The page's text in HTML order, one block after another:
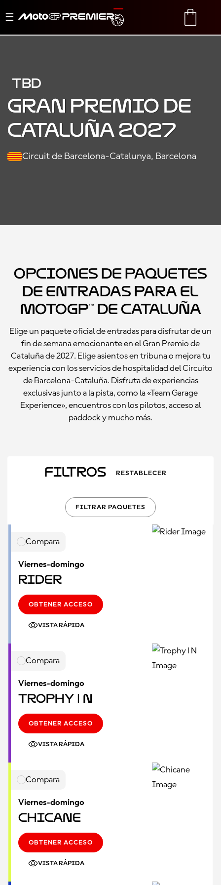
Alternar
TRANSLATE
TBD
Gran Premio de
Cataluña 2027
Circuit de Barcelona-Catalunya, Barcelona
Opciones de paquetes
de entradas para el
MotoGP™ de Cataluña
Elige un paquete oficial de entradas para disfrutar de un
fin de semana emocionante en el Gran Premio de
Cataluña de 2027. Elige asientos en tribuna o mejora tu
experiencia con los servicios de hospitalidad del Circuito
de Barcelona-Cataluña. Disfruta de experiencias
exclusivas junto a la pista, como la «Team Garage
Experience», encuentros con los pilotos, acceso al
paddock y mucho más.
Filtros RESTABLECER
FILTRAR PAQUETES
Compara
Viernes-domingo
Rider
OBTENER ACCESO
VISTA RÁPIDA
Compara
Viernes-domingo
Trophy | N
OBTENER ACCESO
VISTA RÁPIDA
Compara
Viernes-domingo
Chicane
OBTENER ACCESO
VISTA RÁPIDA